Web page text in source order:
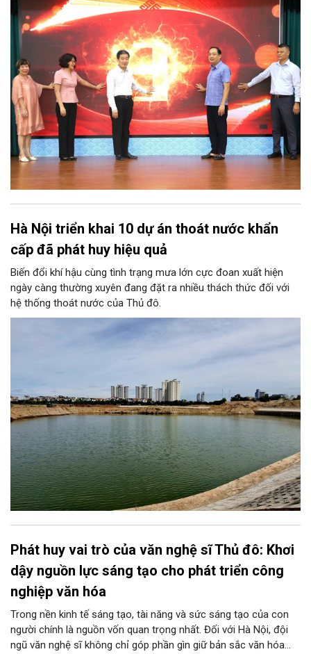
trên địa bàn.
Hà Nội triển khai 10 dự án thoát nước khẩn
cấp đã phát huy hiệu quả
Biến đổi khí hậu cùng tình trạng mưa lớn cực đoan xuất hiện
ngày càng thường xuyên đang đặt ra nhiều thách thức đối với
hệ thống thoát nước của Thủ đô.
Phát huy vai trò của văn nghệ sĩ Thủ đô: Khơi
dậy nguồn lực sáng tạo cho phát triển công
nghiệp văn hóa
Trong nền kinh tế sáng tạo, tài năng và sức sáng tạo của con
người chính là nguồn vốn quan trọng nhất. Đối với Hà Nội, đội
ngũ văn nghệ sĩ không chỉ góp phần gìn giữ bản sắc văn hóa